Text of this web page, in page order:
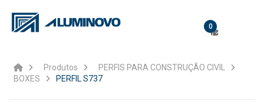
0
Produtos
PERFIS PARA CONSTRUÇÃO CIVIL
BOXES
PERFIL S737